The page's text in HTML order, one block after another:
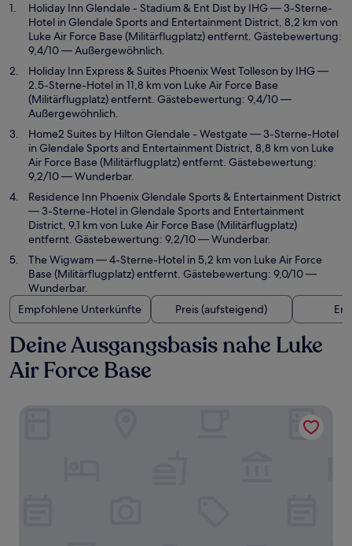
Holiday Inn Glendale - Stadium & Ent Dist by IHG— 3-Sterne-
Hotel in Glendale Sports and Entertainment District, 8,2 km von
Luke Air Force Base (Militärflugplatz) entfernt. Gästebewertung:
9,4/10 — Außergewöhnlich.
Holiday Inn Express & Suites Phoenix West Tolleson by IHG—
2.5-Sterne-Hotel in 11,8 km von Luke Air Force Base
(Militärflugplatz) entfernt. Gästebewertung: 9,4/10 —
Außergewöhnlich.
Home2 Suites by Hilton Glendale - Westgate— 3-Sterne-Hotel
in Glendale Sports and Entertainment District, 8,8 km von Luke
Air Force Base (Militärflugplatz) entfernt. Gästebewertung:
9,2/10 — Wunderbar.
Residence Inn Phoenix Glendale Sports & Entertainment District
— 3-Sterne-Hotel in Glendale Sports and Entertainment
District, 9,1 km von Luke Air Force Base (Militärflugplatz)
entfernt. Gästebewertung: 9,2/10 — Wunderbar.
The Wigwam— 4-Sterne-Hotel in 5,2 km von Luke Air Force
Base (Militärflugplatz) entfernt. Gästebewertung: 9,0/10 —
Wunderbar.
Empfohlene Unterkünfte
Preis (aufsteigend)
Deine Ausgangsbasis nahe Luke
Air Force Base